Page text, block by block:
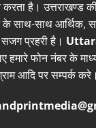
करता है। उत्तराखण्ड
के साथ-साथ आर्थिक,
सजग प्रहरी है।
हमारे फोन नंबर के
आदि पर सम्पर्क करे।